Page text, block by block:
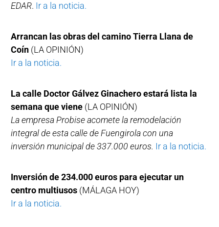
EDAR. Ir a la noticia.
Arrancan las obras del camino Tierra Llana de
Coín (LA OPINIÓN)
Ir a la noticia.
La calle Doctor Gálvez Ginachero estará lista la
semana que viene (LA OPINIÓN)
La empresa Probise acomete la remodelación
integral de esta calle de Fuengirola con una
inversión municipal de 337.000 euros. Ir a la noticia.
Inversión de 234.000 euros para ejecutar un
centro multiusos (MÁLAGA HOY)
Ir a la noticia.